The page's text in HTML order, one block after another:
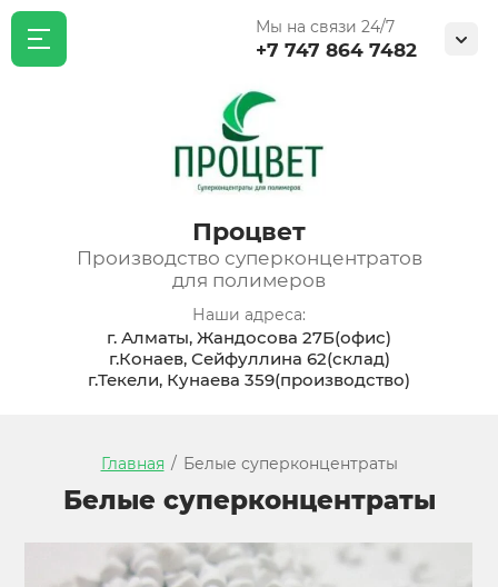
Процвет
Производство суперконцентратов
для полимеров
Наши адреса:
г. Алматы, Жандосова 27Б(офис)
г.Конаев, Сейфуллина 62(склад)
г.Текели, Кунаева 359(производство)
Мы на связи 24/7
+7 747 864 7482
Главная / Белые суперконцентраты
Белые суперконцентраты